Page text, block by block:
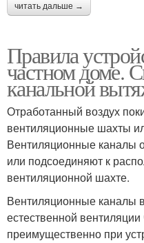
читать дальше →
Правила
частном доме.
канальной
Отработанный воздух
вентиляционные шахты
Вентиляционные каналы
или подсоединяют к
вентиляционной шахте.
Вентиляционные каналы
естественной
преимущественно при